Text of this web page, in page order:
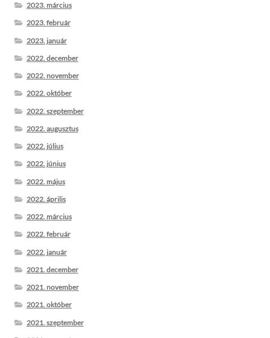
2023. március
2023. február
2023. január
2022. december
2022. november
2022. október
2022. szeptember
2022. augusztus
2022. július
2022. június
2022. május
2022. április
2022. március
2022. február
2022. január
2021. december
2021. november
2021. október
2021. szeptember